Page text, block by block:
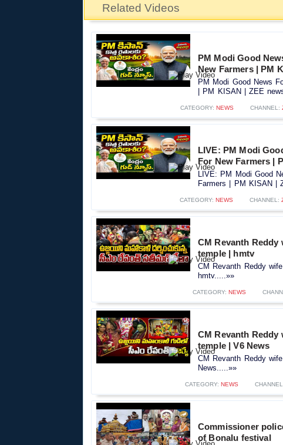
Related Videos
PM Modi Good
New Farmers | PM
PM Modi Good News
| PM KISAN | ZEE
CATEGORY: NEWS CHANNEL:
LIVE: PM Modi
For New Farmers |
LIVE: PM Modi Good
Farmers | PM KISAN |
CATEGORY: NEWS CHANNEL:
CM Revanth Reddy
temple | hmtv
CM Revanth Reddy
hmtv.....»»
CATEGORY: NEWS
CM Revanth Reddy
temple | V6 News
CM Revanth Reddy
News.....»»
CATEGORY: NEWS
Commissioner
of Bonalu festival